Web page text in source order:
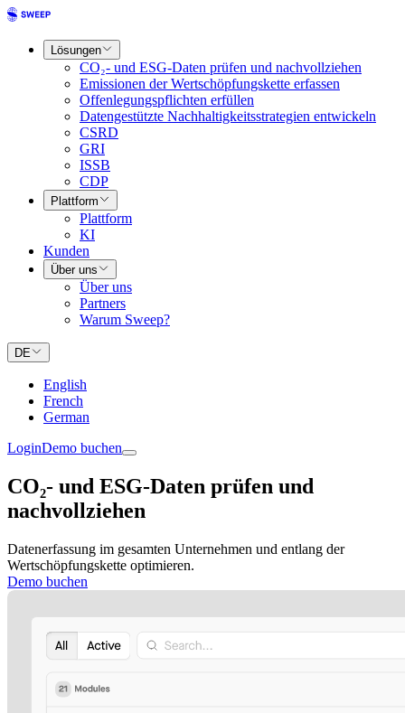
Lösungen
CO₂- und ESG-Daten prüfen und nachvollziehen
Emissionen der Wertschöpfungskette erfassen
Offenlegungspflichten erfüllen
Datengestützte Nachhaltigkeitsstrategien entwickeln
CSRD
GRI
ISSB
CDP
Plattform
Plattform
KI
Kunden
Über uns
Über uns
Partners
Warum Sweep?
DE
English
French
German
LoginDemo buchen
CO₂- und ESG-Daten prüfen und
nachvollziehen
Datenerfassung im gesamten Unternehmen und entlang der
Wertschöpfungskette optimieren.
Demo buchen